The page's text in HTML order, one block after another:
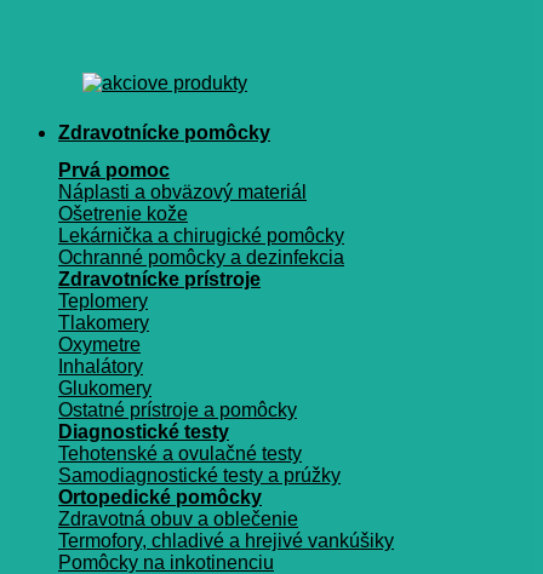
Zdravotnícke pomôcky
Prvá pomoc
Náplasti a obväzový materiál
Ošetrenie kože
Lekárnička a chirugické pomôcky
Ochranné pomôcky a dezinfekcia
Zdravotnícke prístroje
Teplomery
Tlakomery
Oxymetre
Inhalátory
Glukomery
Ostatné prístroje a pomôcky
Diagnostické testy
Tehotenské a ovulačné testy
Samodiagnostické testy a prúžky
Ortopedické pomôcky
Zdravotná obuv a oblečenie
Termofory, chladivé a hrejivé vankúšiky
Pomôcky na inkotinenciu